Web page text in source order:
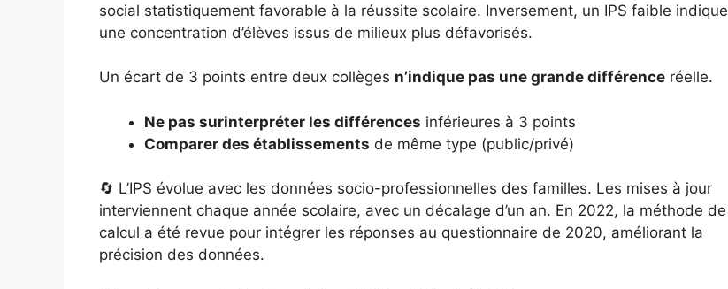
social statistiquement favorable à la réussite scolaire. Inversement, un IPS faible indique
une concentration d’élèves issus de milieux plus défavorisés.
Un écart de 3 points entre deux collèges n’indique pas une grande différence réelle.
Ne pas surinterpréter les différences inférieures à 3 points
Comparer des établissements de même type (public/privé)
🔄 L’IPS évolue avec les données socio-professionnelles des familles. Les mises à jour
interviennent chaque année scolaire, avec un décalage d’un an. En 2022, la méthode de
calcul a été revue pour intégrer les réponses au questionnaire de 2020, améliorant la
précision des données.